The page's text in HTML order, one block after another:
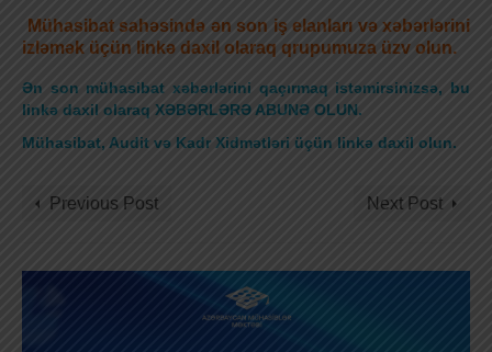
Mühasibat sahəsində ən son iş elanları və xəbərlərini
izləmək üçün linkə daxil olaraq qrupumuza üzv olun.
Ən son mühasibat xəbərlərini qaçırmaq istəmirsinizsə, bu
linkə daxil olaraq XƏBƏRLƏRƏ ABUNƏ OLUN.
Mühasibat, Audit və Kadr Xidmətləri üçün linkə daxil olun.
Previous Post Next Post